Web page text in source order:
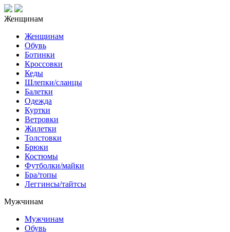
Женщинам
Женщинам
Обувь
Ботинки
Кроссовки
Кеды
Шлепки/сланцы
Балетки
Одежда
Куртки
Ветровки
Жилетки
Толстовки
Брюки
Костюмы
Футболки/майки
Бра/топы
Леггинсы/тайтсы
Мужчинам
Мужчинам
Обувь